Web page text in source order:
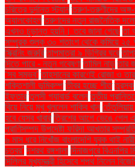
চরিত্রে দুর্দান্ত স্ট্যান তরুণ-তরুণীদের অঙ্গ-
অ্যালকোহল তরুণদের নতুন রাজনৈতিক
এখনও চূড়ান্ত হয়নি। তবে জানা গেছে তা
সম্পূরক শুল্ক ৩০ শতাংশ থেকে কমিয়ে ২৫
স্ক্রিনিং জরুরি তাপমাত্রা ৯ ডিগ্রির ঘরে
দিতে পারে - নতুন গবেষণা তামিল নাড়ু তার
‘সব সম্ভব’ তাহসানের কারণেই রোজা ও
শক্তিশালী ভূমিকম্প তীব্র হচ্ছে শীত তুরস্ক
ইফতার তুলসী গ্যাবার্ড বলেন তৃতীয়
বিয়ে নিয়ে মুখ খুললেন শাকিব খান
হবে যেসব খাবার ত্রিশের আগে ভেঙে গেল এ
প্রাণিসম্পদ উপদেষ্টা ফরিদা আখতার
৬ মাস ধরে নিখোঁজ বাংলাদেশি যুবক থাই
চত্বর’ দশরথ রঙ্গশালা দিনাজপুরে বিএনপির
দিল্লির মুখ্যমন্ত্রী হিসেবে শপথ নিলেন